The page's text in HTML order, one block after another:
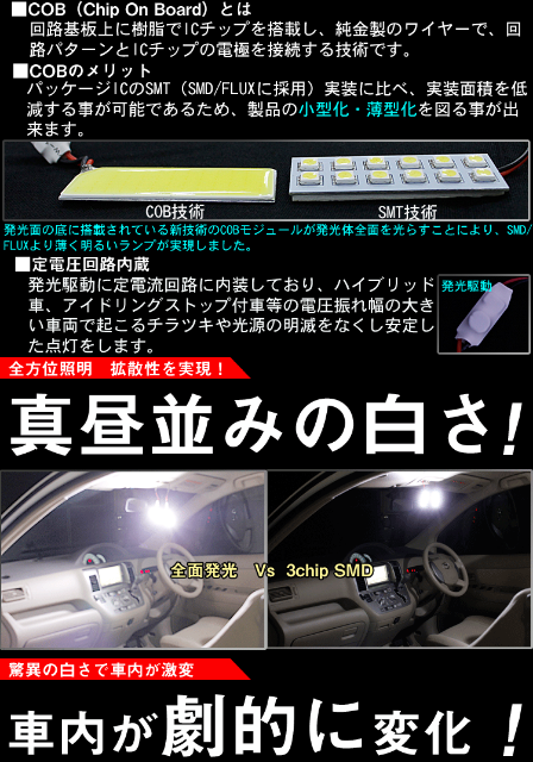
T10ヒューズ型（29mm～41mm)
BA9S（G14）
無極性タイプなのでどちらの極性にも対応！
■両面テープ付属、取付けかんたん！
■新品未使用